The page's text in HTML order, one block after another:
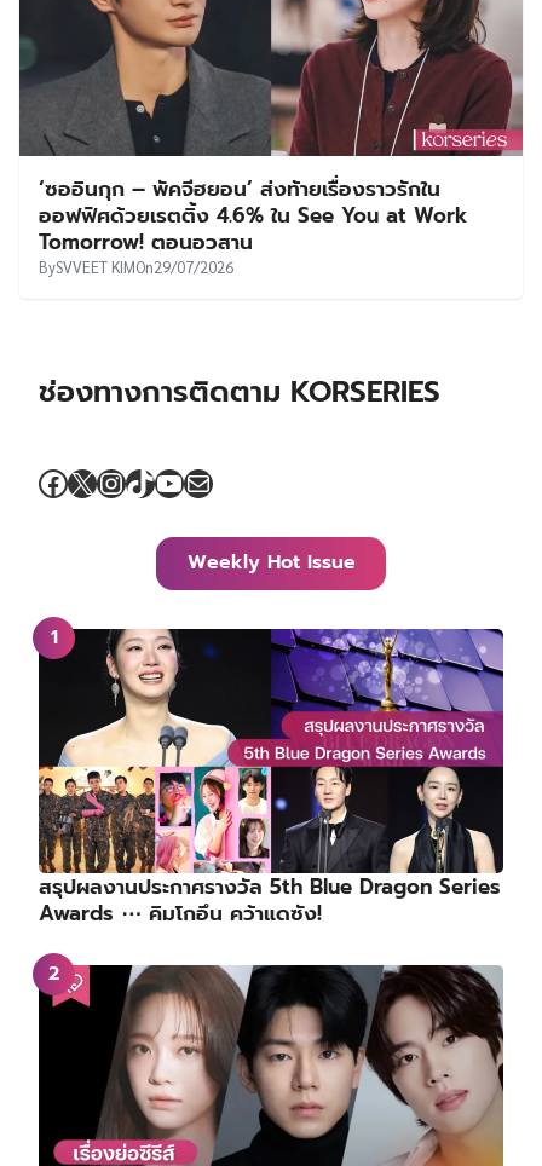
‘ซออินกุก – พัคจีฮยอน’ ส่งท้ายเรื่องราวรักใน
ออฟฟิศด้วยเรตติ้ง 4.6% ใน See You at Work
Tomorrow! ตอนอวสาน
BySVVEET KIMOn29/07/2026
ช่องทางการติดตาม KORSERIES
Facebook
X Instagram
TikTok
YouTube
Mail
Weekly Hot Issue
สรุปผลงานประกาศรางวัล 5th Blue Dragon Series
Awards ⋯ คิมโกอึน คว้าแดซัง!